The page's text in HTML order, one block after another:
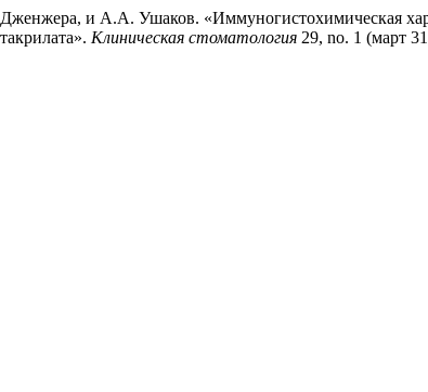
и А.А. Ушаков. «Иммуногистохимическая
Клиническая стоматология 29, no. 1 (март